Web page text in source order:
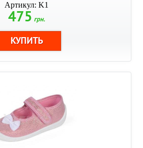
Артикул: K1
475 грн.